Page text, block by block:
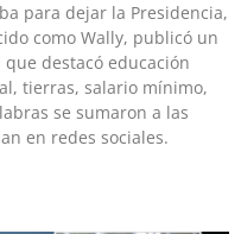
para dejar la Presidencia,
como Wally, publicó un
destacó educación
tierras, salario mínimo,
se sumaron a las
en redes sociales.